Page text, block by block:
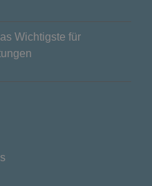
Wichtigste für